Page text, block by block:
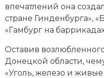
впечатлений она
стране Гинденбурга»,
«Гамбург на
Оставив
Донецкой области,
«Уголь, железо и